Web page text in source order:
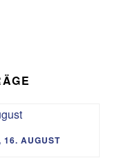
16. AUGUST